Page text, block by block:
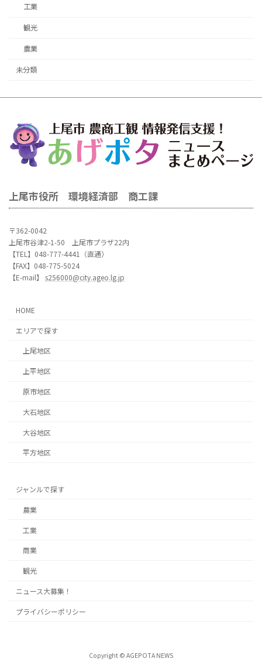
工業
観光
農業
未分類
上尾市役所 環境経済部 商工課
〒362-0042
上尾市谷津2-1-50 上尾市プラザ22内
【TEL】048-777-4441（直通）
【FAX】048-775-5024
【E-mail】 s256000@city.ageo.lg.jp
HOME
エリアで探す
上尾地区
上平地区
原市地区
大石地区
大谷地区
平方地区
ジャンルで探す
農業
工業
商業
観光
ニュース大募集！
プライバシーポリシー
Copyright © AGEPOTA NEWS